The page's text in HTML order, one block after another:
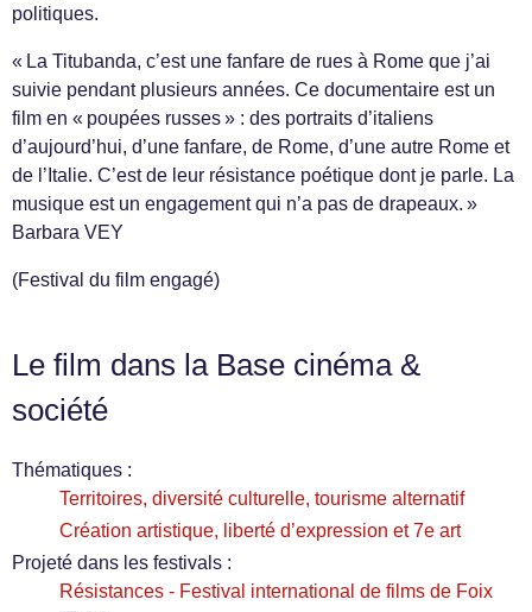
politiques.
« La Titubanda, c’est une fanfare de rues à Rome que j’ai
suivie pendant plusieurs années. Ce documentaire est un
film en « poupées russes » : des portraits d’italiens
d’aujourd’hui, d’une fanfare, de Rome, d’une autre Rome et
de l’Italie. C’est de leur résistance poétique dont je parle. La
musique est un engagement qui n’a pas de drapeaux. »
Barbara VEY
(Festival du film engagé)
Le film dans la Base cinéma &
société
Thématiques :
Territoires, diversité culturelle, tourisme alternatif
Création artistique, liberté d’expression et 7e art
Projeté dans les festivals :
Résistances - Festival international de films de Foix